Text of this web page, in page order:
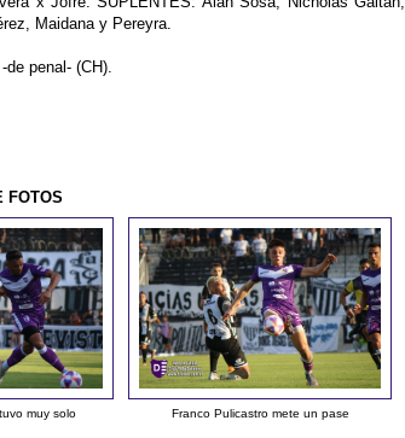
Maidana y Pereyra.
penal- (CH).
FOTOS
muy solo Franco Pulicastro mete un pase